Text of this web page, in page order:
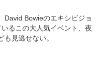
David Bowieのエキシビジョ
るこの大人気イベント、夜
見逃せない。